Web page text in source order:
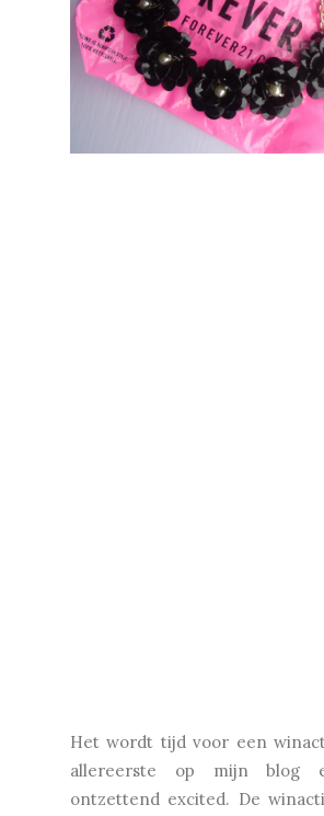
Het wordt tijd voor een
allereerste op mijn blog
ontzettend excited. De